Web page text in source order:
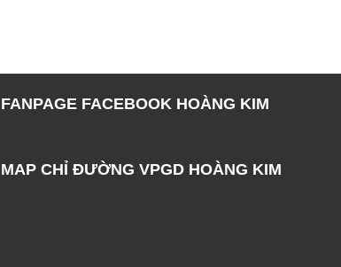
FANPAGE FACEBOOK HOÀNG KIM
MAP CHỈ ĐƯỜNG VPGD HOÀNG KIM